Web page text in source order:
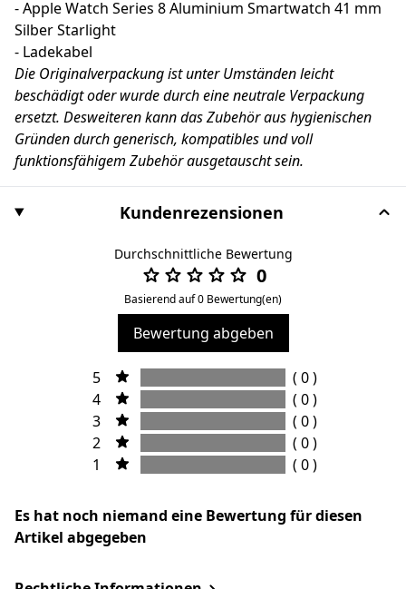
- Apple Watch Series 8 Aluminium Smartwatch 41 mm
Silber Starlight
- Ladekabel
Die Originalverpackung ist unter Umständen leicht
beschädigt oder wurde durch eine neutrale Verpackung
ersetzt. Desweiteren kann das Zubehör aus hygienischen
Gründen durch generisch, kompatibles und voll
funktionsfähigem Zubehör ausgetauscht sein.
Kundenrezensionen
Durchschnittliche Bewertung
0
Basierend auf 0 Bewertung(en)
Bewertung abgeben
5
( 0 )
4
( 0 )
3
( 0 )
2
( 0 )
1
( 0 )
Es hat noch niemand eine Bewertung für diesen
Artikel abgegeben